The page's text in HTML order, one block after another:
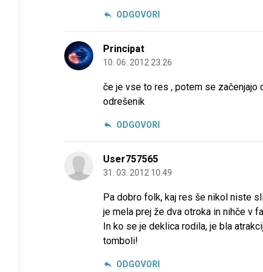
ODGOVORI
Principat
10. 06. 2012 23.26
če je vse to res , potem se
odrešenik
ODGOVORI
User757565
31. 03. 2012 10.49
Pa dobro folk, kaj res še nikol niste
je mela prej že dva otroka in nihče v
In ko se je deklica rodila, je bla
tomboli!
ODGOVORI